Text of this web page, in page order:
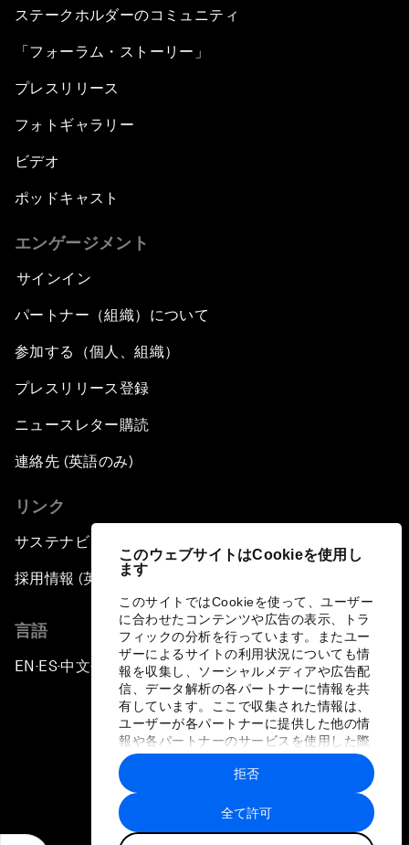
このウェブサイトはCookieを使用し
ます
このサイトではCookieを使って、ユーザー
に合わせたコンテンツや広告の表示、トラ
フィックの分析を行っています。またユー
ザーによるサイトの利用状況についても情
報を収集し、ソーシャルメディアや広告配
信、データ解析の各パートナーに情報を共
有しています。ここで収集された情報は、
ユーザーが各パートナーに提供した他の情
報や各パートナーのサービスを使用した際
に収集された情報と組み合わされ、各パー
トナーによって使用されることがありま
す。
全て許可
拒否
ステークホルダーのコミュニティ
「フォーラム・ストーリー」
プレスリリース
フォトギャラリー
ビデオ
ポッドキャスト
エンゲージメント
サインイン
パートナー（組織）について
参加する（個人、組織）
プレスリリース登録
ニュースレター購読
連絡先 (英語のみ)
リンク
サステナビリティへの取り組み
採用情報 (英語のみ)
言語
EN ▪ ES▪中文▪ 日本語
プライバシーポリシーと利用規約
サイトマップ